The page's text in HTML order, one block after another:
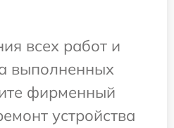
всех работ и
выполненных
фирменный
устройства